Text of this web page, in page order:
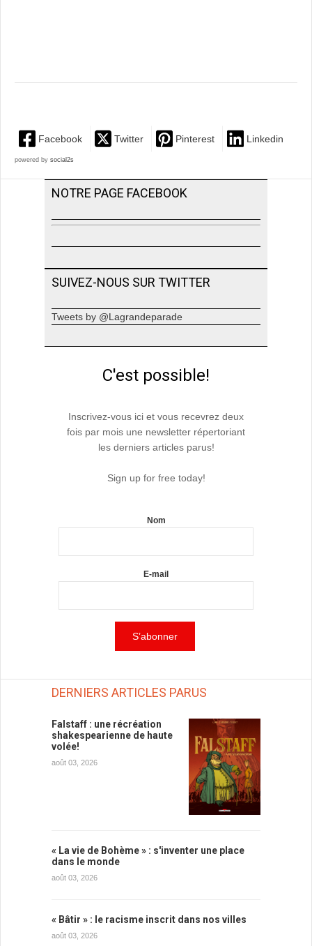
Facebook Twitter Pinterest Linkedin
powered by social2s
NOTRE PAGE FACEBOOK
SUIVEZ-NOUS SUR TWITTER
Tweets by @Lagrandeparade
C'est possible!
Inscrivez-vous ici et vous recevrez deux
fois par mois une newsletter répertoriant
les derniers articles parus!
Sign up for free today!
Nom
E-mail
DERNIERS ARTICLES PARUS
Falstaff : une récréation
shakespearienne de haute
volée!
août 03, 2026
« La vie de Bohème » : s'inventer une place
dans le monde
août 03, 2026
« Bâtir » : le racisme inscrit dans nos villes
août 03, 2026